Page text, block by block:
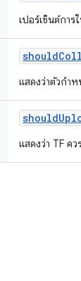
เปอร์เซ็นต์การ
should
แสดงว่าตัวกำ
should
แสดงว่า TF ค